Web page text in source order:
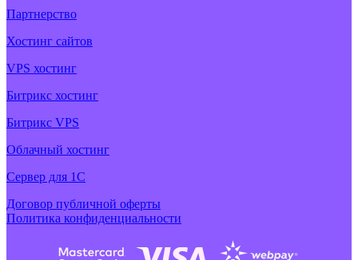
Партнерство
Хостинг сайтов
VPS хостинг
Битрикс хостинг
Битрикс VPS
Облачный хостинг
Cервер для 1С
Договор публичной оферты
Политика конфиденциальности